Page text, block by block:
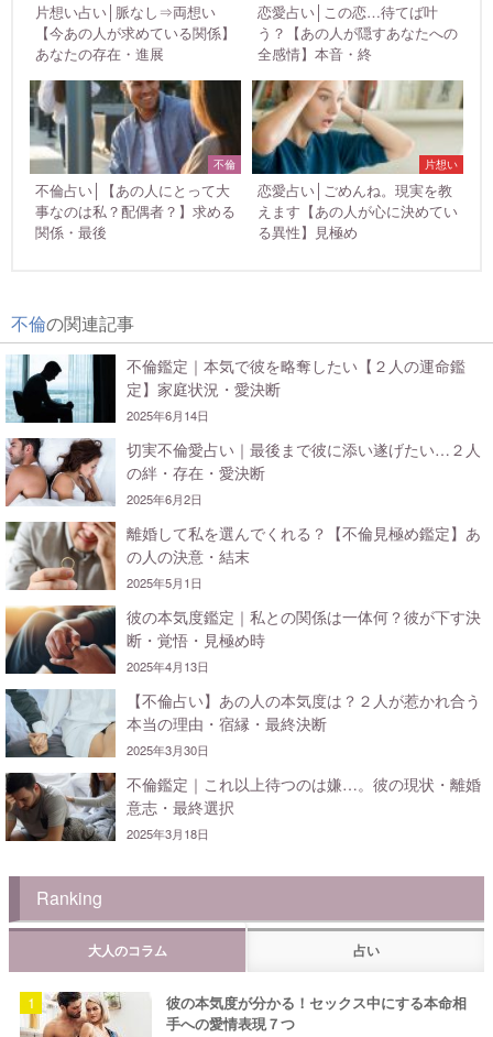
片想い占い│脈なし⇒両想い
【今あの人が求めている関係】
あなたの存在・進展
恋愛占い│この恋…待てば叶
う？【あの人が隠すあなたへの
全感情】本音・終
不倫
不倫占い│【あの人にとって大
事なのは私？配偶者？】求める
関係・最後
片想い
恋愛占い│ごめんね。現実を教
えます【あの人が心に決めてい
る異性】見極め
不倫の関連記事
不倫鑑定｜本気で彼を略奪したい【２人の運命鑑
定】家庭状況・愛決断
2025年6月14日
切実不倫愛占い｜最後まで彼に添い遂げたい…２人
の絆・存在・愛決断
2025年6月2日
離婚して私を選んでくれる？【不倫見極め鑑定】あ
の人の決意・結末
2025年5月1日
彼の本気度鑑定｜私との関係は一体何？彼が下す決
断・覚悟・見極め時
2025年4月13日
【不倫占い】あの人の本気度は？２人が惹かれ合う
本当の理由・宿縁・最終決断
2025年3月30日
不倫鑑定｜これ以上待つのは嫌…。彼の現状・離婚
意志・最終選択
2025年3月18日
Ranking
大人のコラム 占い
彼の本気度が分かる！セックス中にする本命相
手への愛情表現７つ